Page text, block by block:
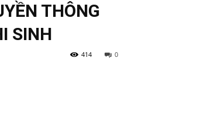
THÔNG
SINH
0
414